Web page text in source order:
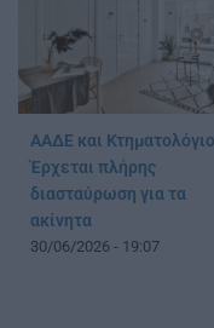
ΑΑΔΕ και
Έρχεται πλήρης
διασταύρωση για τα
ακίνητα
30/06/2026 - 19:07